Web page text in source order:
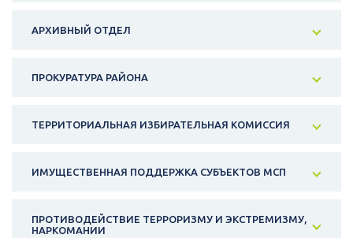
АРХИВНЫЙ ОТДЕЛ
ПРОКУРАТУРА РАЙОНА
ТЕРРИТОРИАЛЬНАЯ ИЗБИРАТЕЛЬНАЯ КОМИССИЯ
ИМУЩЕСТВЕННАЯ ПОДДЕРЖКА СУБЪЕКТОВ МСП
ПРОТИВОДЕЙСТВИЕ ТЕРРОРИЗМУ И ЭКСТРЕМИЗМУ,
НАРКОМАНИИ